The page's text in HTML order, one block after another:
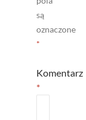
są
oznaczone
*
Komentarz
*